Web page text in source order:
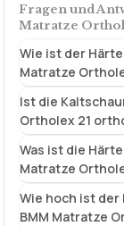
Fragen und
Matratze
Wie ist der
Matratze
Ist die
Ortholex 21
Was ist die
Matratze
Wie hoch ist
BMM Matratze